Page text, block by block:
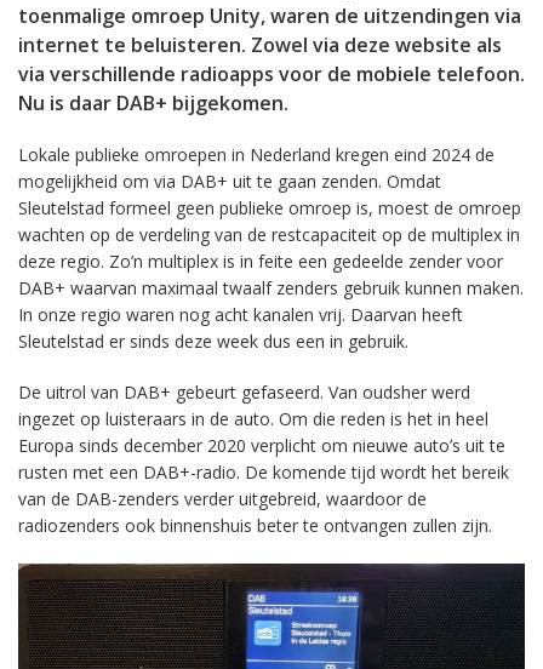
toenmalige omroep Unity, waren de uitzendingen via
internet te beluisteren. Zowel via deze website als
via verschillende radioapps voor de mobiele telefoon.
Nu is daar DAB+ bijgekomen.
Lokale publieke omroepen in Nederland kregen eind 2024 de
mogelijkheid om via DAB+ uit te gaan zenden. Omdat
Sleutelstad formeel geen publieke omroep is, moest de omroep
wachten op de verdeling van de restcapaciteit op de multiplex in
deze regio. Zo’n multiplex is in feite een gedeelde zender voor
DAB+ waarvan maximaal twaalf zenders gebruik kunnen maken.
In onze regio waren nog acht kanalen vrij. Daarvan heeft
Sleutelstad er sinds deze week dus een in gebruik.
De uitrol van DAB+ gebeurt gefaseerd. Van oudsher werd
ingezet op luisteraars in de auto. Om die reden is het in heel
Europa sinds december 2020 verplicht om nieuwe auto’s uit te
rusten met een DAB+-radio. De komende tijd wordt het bereik
van de DAB-zenders verder uitgebreid, waardoor de
radiozenders ook binnenshuis beter te ontvangen zullen zijn.